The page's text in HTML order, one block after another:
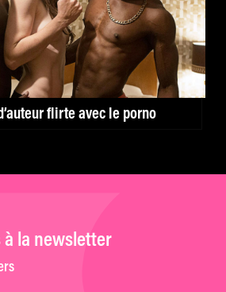
flirte avec le porno
à la newsletter